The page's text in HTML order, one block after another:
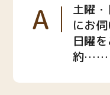
A
土曜
にお
日曜
約……